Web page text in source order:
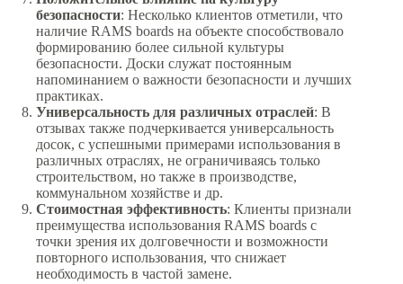
безопасности: Несколько клиентов отметили, что
наличие RAMS boards на объекте способствовало
формированию более сильной культуры
безопасности. Доски служат постоянным
напоминанием о важности безопасности и лучших
практиках.
Универсальность для различных отраслей: В
отзывах также подчеркивается универсальность
досок, с успешными примерами использования в
различных отраслях, не ограничиваясь только
строительством, но также в производстве,
коммунальном хозяйстве и др.
Стоимостная эффективность: Клиенты признали
преимущества использования RAMS boards с
точки зрения их долговечности и возможности
повторного использования, что снижает
необходимость в частой замене.